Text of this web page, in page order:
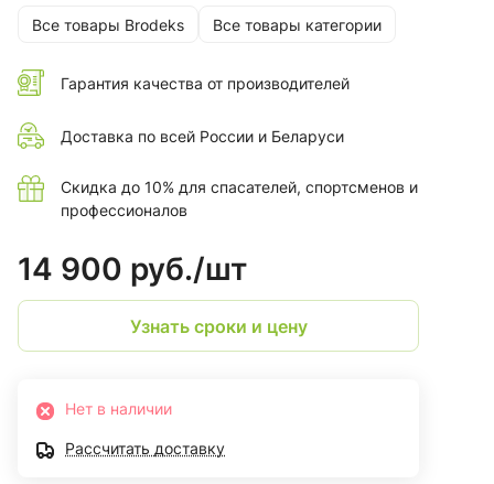
Все товары Brodeks Все товары категории
Гарантия качества от производителей
Доставка по всей России и Беларуси
Скидка до 10% для спасателей, спортсменов и
профессионалов
14 900 руб./шт
Узнать сроки и цену
Нет в наличии
Рассчитать доставку